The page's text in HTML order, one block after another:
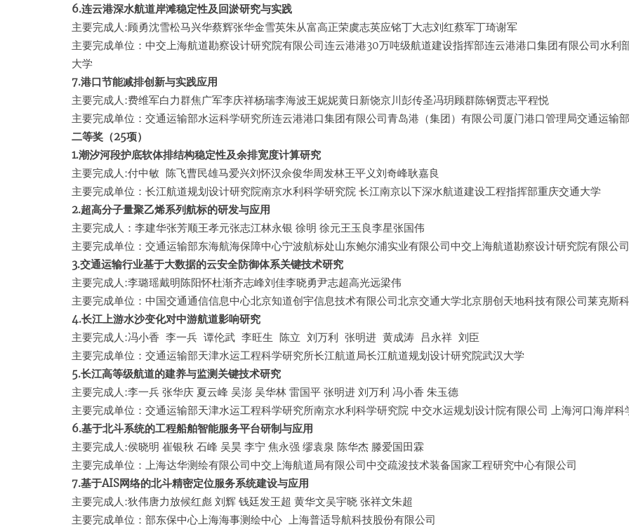
6.连云港深水航道岸滩稳定性及回淤研究与实践
主要完成人:顾勇沈雪松马兴华蔡辉张华金雪英朱从富高正荣虞志英应铭丁大志刘红蔡军丁琦谢军
主要完成单位：中交上海航道勘察设计研究院有限公司连云港港30万吨级航道建设指挥部连云港港口集团有限公司水
大学
7.港口节能减排创新与实践应用
主要完成人:费维军白力群焦广军李庆祥杨瑞李海波王妮妮黄日新饶京川彭传圣冯玥顾群陈钢贾志平程悦
主要完成单位：交通运输部水运科学研究所连云港港口集团有限公司青岛港（集团）有限公司厦门港口管理局交通运输
二等奖（25项）
1.潮汐河段护底软体排结构稳定性及余排宽度计算研究
主要完成人:付中敏 陈飞曹民雄马爱兴刘怀汉佘俊华周发林王平义刘奇峰耿嘉良
主要完成单位：长江航道规划设计研究院南京水利科学研究院 长江南京以下深水航道建设工程指挥部重庆交通大学
2.超高分子量聚乙烯系列航标的研发与应用
主要完成人：李建华张芳顺王孝元张志江林永银 徐明 徐元王玉良李星张国伟
主要完成单位：交通运输部东海航海保障中心宁波航标处山东鲍尔浦实业有限公司中交上海航道勘察设计研究院有限公司
3.交通运输行业基于大数据的云安全防御体系关键技术研究
主要完成人:李璐瑶戴明陈阳怀杜渐齐志峰刘佳李晓勇尹志超高光远梁伟
主要完成单位：中国交通通信信息中心北京知道创宇信息技术有限公司北京交通大学北京朋创天地科技有限公司莱克斯
4.长江上游水沙变化对中游航道影响研究
主要完成人:冯小香 李一兵 谭伦武 李旺生 陈立 刘万利 张明进 黄成涛 吕永祥 刘臣
主要完成单位：交通运输部天津水运工程科学研究所长江航道局长江航道规划设计研究院武汉大学
5.长江高等级航道的建养与监测关键技术研究
主要完成人:李一兵 张华庆 夏云峰 吴澎 吴华林 雷国平 张明进 刘万利 冯小香 朱玉德
主要完成单位：交通运输部天津水运工程科学研究所南京水利科学研究院 中交水运规划设计院有限公司 上海河口海岸
6.基于北斗系统的工程船舶智能服务平台研制与应用
主要完成人:侯晓明 崔银秋 石峰 吴昊 李宁 焦永强 缪袁泉 陈华杰 滕爱国田霖
主要完成单位：上海达华测绘有限公司中交上海航道局有限公司中交疏浚技术装备国家工程研究中心有限公司
7.基于AIS网络的北斗精密定位服务系统建设与应用
主要完成人:狄伟唐力放候红彪 刘辉 钱廷发王超 黄华文吴宇晓 张祥文朱超
主要完成单位：部东保中心上海海事测绘中心 上海普适导航科技股份有限公司